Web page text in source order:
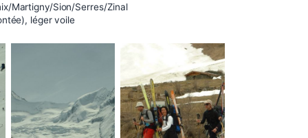
Martigny/Sion/Serres/Zinal
léger voile